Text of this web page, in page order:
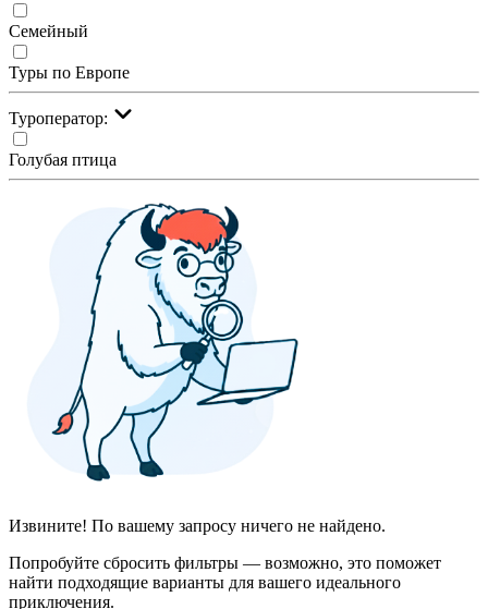
Семейный
Туры по Европе
Туроператор:
Голубая птица
Извините! По вашему запросу ничего не найдено.
Попробуйте сбросить фильтры — возможно, это поможет
найти подходящие варианты для вашего идеального
приключения.